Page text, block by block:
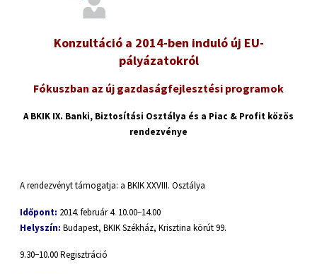
Konzultáció a 2014-ben induló új EU-
pályázatokról
Fókuszban az új gazdaságfejlesztési programok
A BKIK IX. Banki, Biztosítási Osztálya és a Piac & Profit közös
rendezvénye
A rendezvényt támogatja: a BKIK XXVIII. Osztálya
Időpont: 2014. február 4. 10.00−14.00
Helyszín: Budapest, BKIK Székház, Krisztina körút 99.
9.30−10.00 Regisztráció